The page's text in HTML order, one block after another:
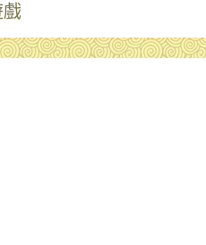
戲